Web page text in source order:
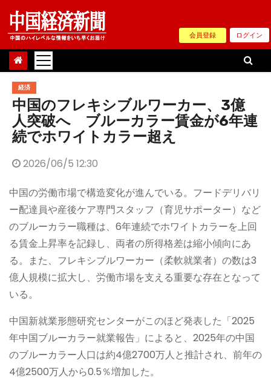
Skip
content
会員登録 ログイン
経済
中国のフレキシブルワーカー、3億
人突破へ ブルーカラー賃金が6年連
続でホワイトカラー超え
2026/06/5 12:30
中国の労働市場で構造変化が進んでいる。フードデリバリ
ー配達員や産後ケア専門スタッフ（育児サポーター）など
のブルーカラー職種は、6年連続でホワイトカラーを上回
る賃金上昇率を記録し、両者の所得格差は縮小傾向にあ
る。また、フレキシブルワーカー（柔軟就業者）の数は3
億人規模に拡大し、労働市場を支える重要な存在となって
いる。
中国新就業形態研究センターがこのほど発表した「2025
年中国ブルーカラー就業報告」によると、2025年の中国
のブルーカラー人口は約4億2700万人と推計され、前年の
4億2500万人から0.5％増加した。